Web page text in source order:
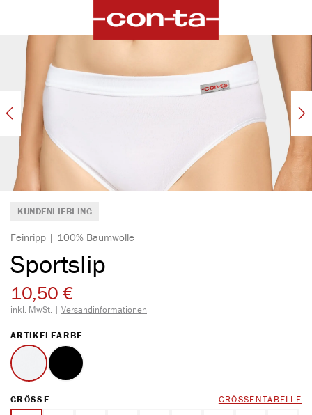
Bildergalerie überspringen
KUNDENLIEBLING
Feinripp | 100% Baumwolle
Sportslip
10,50 €
inkl. MwSt. | Versandinformationen
ARTIKELFARBE
weiss schwarz
GRÖSSE AUSWÄHLEN GRÖSSENTABELLE